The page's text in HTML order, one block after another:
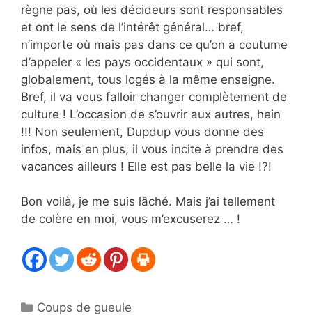
règne pas, où les décideurs sont responsables
et ont le sens de l’intérêt général… bref,
n’importe où mais pas dans ce qu’on a coutume
d’appeler « les pays occidentaux » qui sont,
globalement, tous logés à la même enseigne.
Bref, il va vous falloir changer complètement de
culture ! L’occasion de s’ouvrir aux autres, hein
!!! Non seulement, Dupdup vous donne des
infos, mais en plus, il vous incite à prendre des
vacances ailleurs ! Elle est pas belle la vie !?!
Bon voilà, je me suis lâché. Mais j’ai tellement
de colère en moi, vous m’excuserez … !
Catégories
Coups de gueule